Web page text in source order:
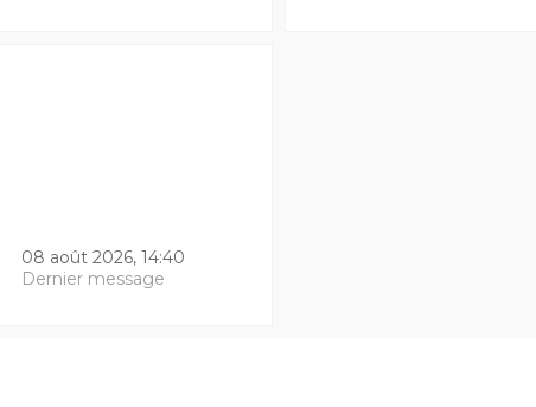
08 août 2026, 14:40
Dernier message